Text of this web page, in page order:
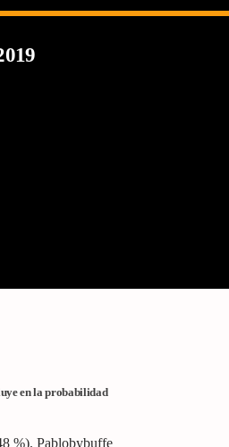
en la probabilidad
%). Pablobybuffe